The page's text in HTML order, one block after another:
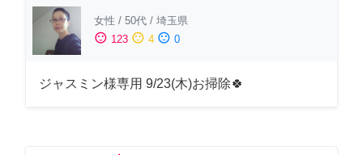
女性 / 50代 / 埼玉県
sentiment_satisfied 123 sentiment_neutral 4 sentiment_dissatisfied 0
ジャスミン様専用 9/23(木)お掃除🍀